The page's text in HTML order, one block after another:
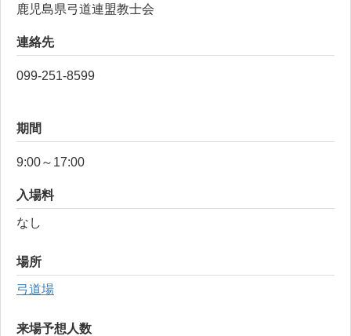
鹿児島県弓道連盟教士会
連絡先
099-251-8599
期間
9:00～17:00
入場料
なし
場所
弓道場
来場予想人数